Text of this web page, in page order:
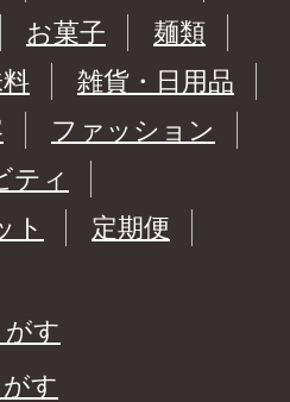
お菓子
麺類
雑貨・日用品
ファッション
ティ
ト
定期便
す
す